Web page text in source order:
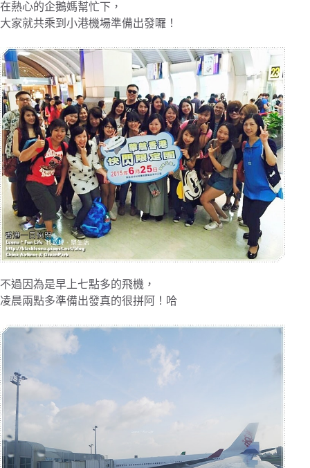
在熱心的企鵝媽幫忙下，
大家就共乘到小港機場準備出發囉！
不過因為是早上七點多的飛機，
凌晨兩點多準備出發真的很拼阿！哈